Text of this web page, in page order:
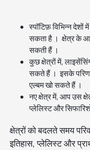
स्पॉटिफ़ विभिन्न
सकता है । क्षेत्र के
सकती हैं ।
कुछ क्षेत्रों में,
सकते हैं । इसके
एल्बम खो सकते हैं ।
नए क्षेत्र में, आप उस
प्लेलिस्ट और
क्षेत्रों को बदलते समय
इतिहास, प्लेलिस्ट और